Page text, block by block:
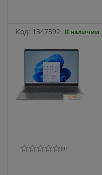
Код: 1347592 В наличии
(0)